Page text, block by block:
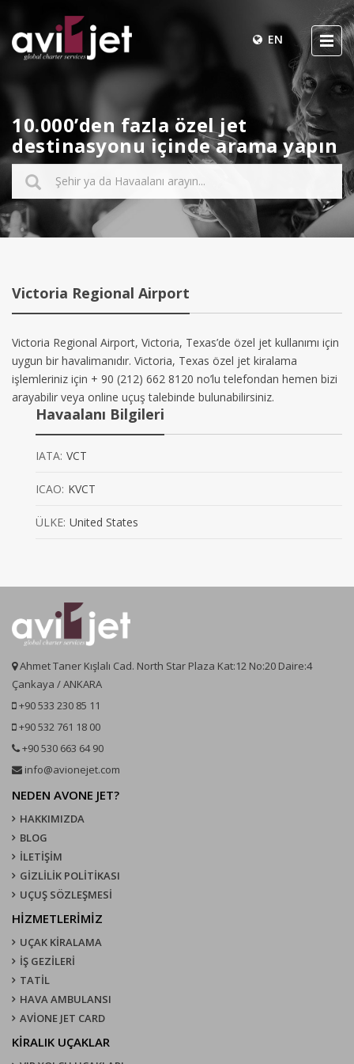
EN
10.000’den fazla özel jet
destinasyonu içinde arama yapın
Victoria Regional Airport
Victoria Regional Airport, Victoria, Texas’de özel jet kullanımı için
uygun bir havalimanıdır. Victoria, Texas özel jet kiralama
işlemleriniz için + 90 (212) 662 8120 no’lu telefondan hemen bizi
arayabilir veya online uçuş talebinde bulunabilirsiniz.
Havaalanı Bilgileri
IATA: VCT
ICAO: KVCT
ÜLKE: United States
Ahmet Taner Kışlalı Cad. North Star Plaza Kat:12 No:20 Daire:4
Çankaya / ANKARA
+90 533 230 85 11
+90 532 761 18 00
+90 530 663 64 90
info@avionejet.com
NEDEN AVONE JET?
HAKKIMIZDA
BLOG
İLETİŞİM
GİZLİLİK POLİTİKASI
UÇUŞ SÖZLEŞMESI
HİZMETLERİMİZ
UÇAK KIRALAMA
İŞ GEZİLERİ
TATİL
HAVA AMBULANSI
AVİONE JET CARD
KIRALIK UÇAKLAR